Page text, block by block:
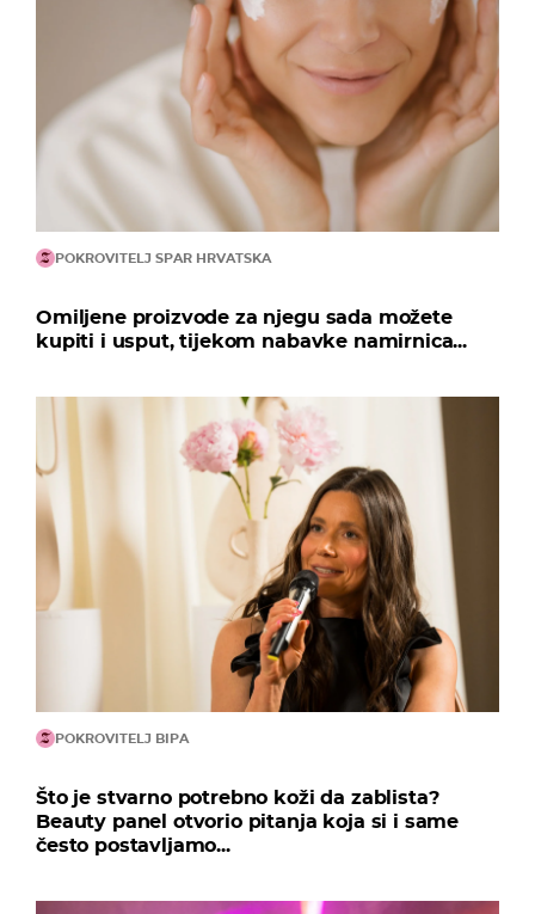
POKROVITELJ SPAR HRVATSKA
Omiljene proizvode za njegu sada možete
kupiti i usput, tijekom nabavke namirnica...
POKROVITELJ BIPA
Što je stvarno potrebno koži da zablista?
Beauty panel otvorio pitanja koja si i same
često postavljamo...